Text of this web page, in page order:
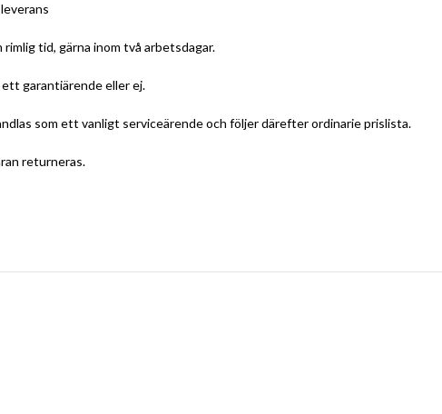
tid, gärna inom två arbetsdagar.
garantiärende eller ej.
som ett vanligt serviceärende och följer därefter ordinarie prislista.
returneras.